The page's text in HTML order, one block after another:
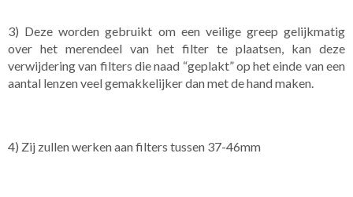
3) Deze worden gebruikt om een ​​veilige greep gelijkmatig
over het merendeel van het filter te plaatsen, kan deze
verwijdering van filters die naad “geplakt” op het einde van een
aantal lenzen veel gemakkelijker dan met de hand maken.
4) Zij zullen werken aan filters tussen 37-46mm